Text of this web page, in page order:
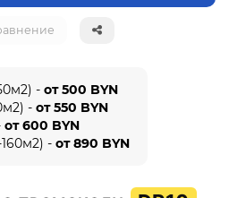
- от 500 BYN
- от 550 BYN
от 600 BYN
- от 890 BYN